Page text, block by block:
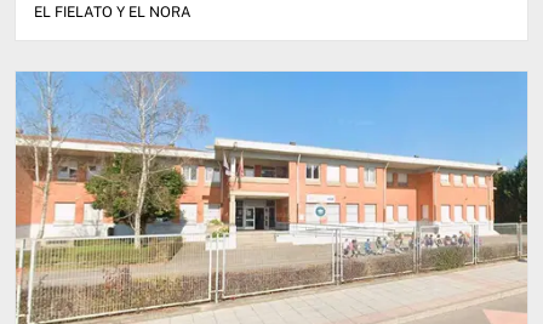
EL FIELATO Y EL NORA